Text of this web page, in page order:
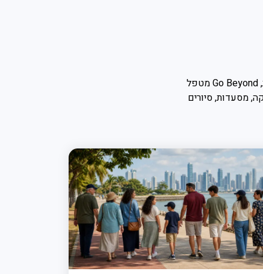
בין אם אתם מתכננים חופשה ארגונית, מפגש משפחתי על פני דורות, או טיול שליחות קהילתית, Go Beyond מטפל
מסעדות, סיורים